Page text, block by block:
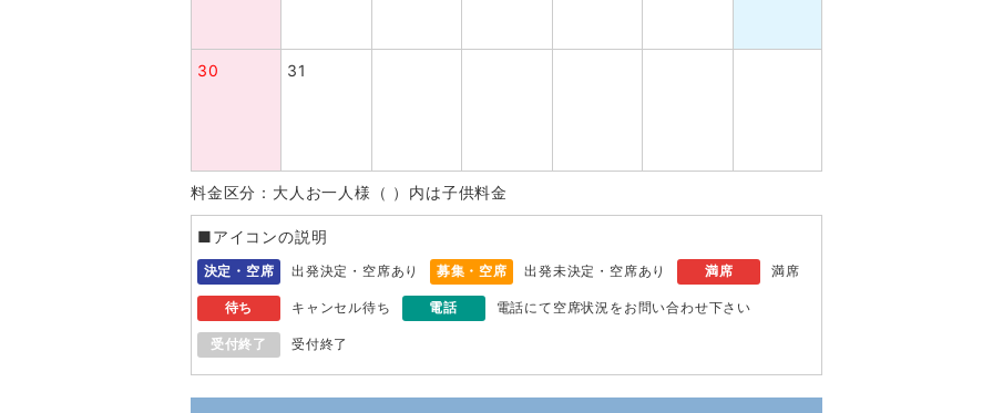
30 31
料金区分：大人お一人様（ ）内は子供料金
■アイコンの説明
決定・空席 出発決定・空席あり 募集・空席 出発未決定・空席あり 満席 満席
待ち キャンセル待ち 電話 電話にて空席状況をお問い合わせ下さい
受付終了 受付終了